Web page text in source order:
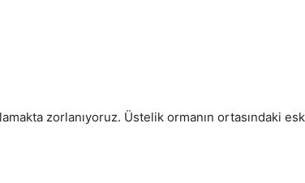
zorlanıyoruz. Üstelik ormanın ortasındaki